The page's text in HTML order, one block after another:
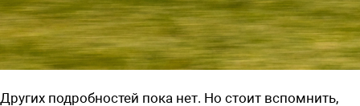
Других подробностей пока нет. Но стоит вспомнить,